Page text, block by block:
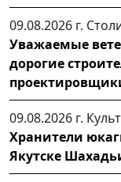
09.08.2026 г.
Уважаемые
дорогие
09.08.2026 г.
Хранители
Якутске